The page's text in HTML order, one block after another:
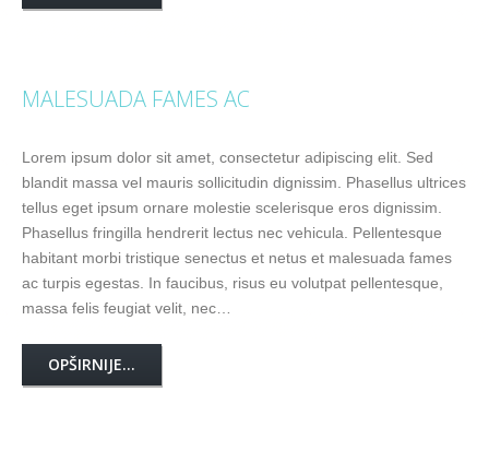
MALESUADA FAMES AC
Lorem ipsum dolor sit amet, consectetur adipiscing elit. Sed
blandit massa vel mauris sollicitudin dignissim. Phasellus ultrices
tellus eget ipsum ornare molestie scelerisque eros dignissim.
Phasellus fringilla hendrerit lectus nec vehicula. Pellentesque
habitant morbi tristique senectus et netus et malesuada fames
ac turpis egestas. In faucibus, risus eu volutpat pellentesque,
massa felis feugiat velit, nec…
OPŠIRNIJE...